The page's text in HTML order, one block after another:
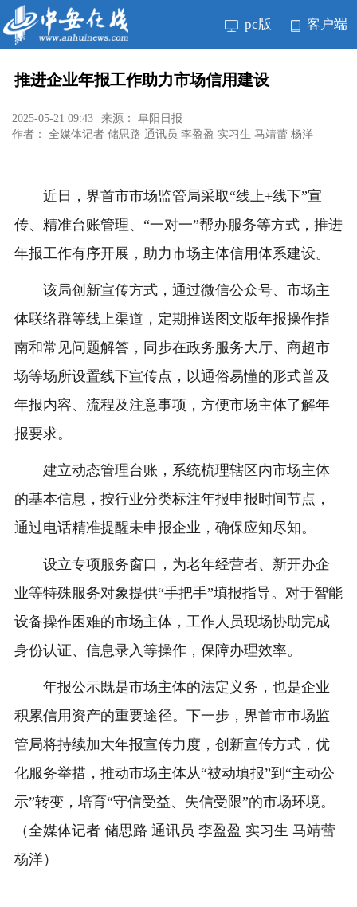
pc版 客户端
推进企业年报工作助力市场信用建设
2025-05-21 09:43
来源： 阜阳日报
作者： 全媒体记者 储思路 通讯员 李盈盈 实习生 马靖蕾 杨洋
近日，界首市市场监管局采取“线上+线下”宣
传、精准台账管理、“一对一”帮办服务等方式，推进
年报工作有序开展，助力市场主体信用体系建设。
该局创新宣传方式，通过微信公众号、市场主
体联络群等线上渠道，定期推送图文版年报操作指
南和常见问题解答，同步在政务服务大厅、商超市
场等场所设置线下宣传点，以通俗易懂的形式普及
年报内容、流程及注意事项，方便市场主体了解年
报要求。
建立动态管理台账，系统梳理辖区内市场主体
的基本信息，按行业分类标注年报申报时间节点，
通过电话精准提醒未申报企业，确保应知尽知。
设立专项服务窗口，为老年经营者、新开办企
业等特殊服务对象提供“手把手”填报指导。对于智能
设备操作困难的市场主体，工作人员现场协助完成
身份认证、信息录入等操作，保障办理效率。
年报公示既是市场主体的法定义务，也是企业
积累信用资产的重要途径。下一步，界首市市场监
管局将持续加大年报宣传力度，创新宣传方式，优
化服务举措，推动市场主体从“被动填报”到“主动公
示”转变，培育“守信受益、失信受限”的市场环境。
（全媒体记者 储思路 通讯员 李盈盈 实习生 马靖蕾
杨洋）